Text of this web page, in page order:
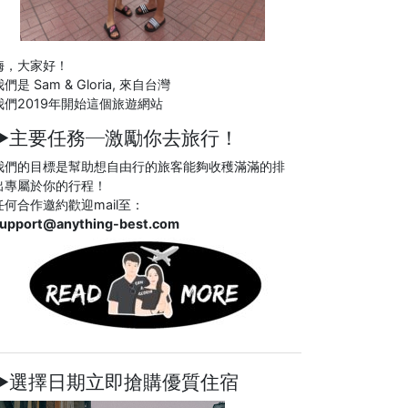
，大家好！
們是 Sam & Gloria, 來自台灣
們2019年開始這個旅遊網站
主要任務─激勵你去旅行！
們的目標是幫助想自由行的旅客能夠收穫滿滿的排
專屬於你的行程！
何合作邀約歡迎mail至：
best.com
擇日期立即搶購優質住宿